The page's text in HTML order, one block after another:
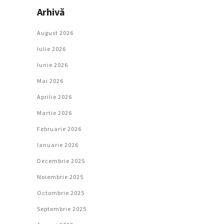
Arhivă
August 2026
Iulie 2026
Iunie 2026
Mai 2026
Aprilie 2026
Martie 2026
Februarie 2026
Ianuarie 2026
Decembrie 2025
Noiembrie 2025
Octombrie 2025
Septembrie 2025